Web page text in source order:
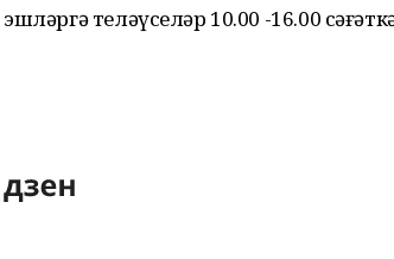
теләүселәр 10.00 -16.00